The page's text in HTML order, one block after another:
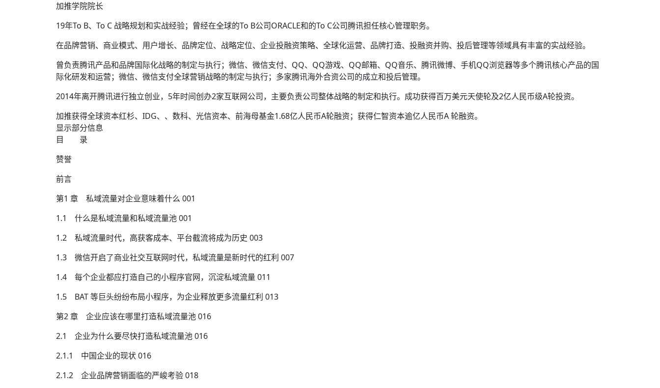
加推学院院长
19年To B、To C 战略规划和实战经验；曾经在全球的To B公司ORACLE和的To C公司腾讯担任核心管理职务。
在品牌营销、商业模式、用户增长、品牌定位、战略定位、企业投融资策略、全球化运营、品牌打造、投融资并购、投后管理等领域具有丰富的实战经验。
曾负责腾讯产品和品牌国际化战略的制定与执行；微信、微信支付、QQ、QQ游戏、QQ邮箱、QQ音乐、腾讯微博、手机QQ浏览器等多个腾讯核心产品的国
际化研发和运营；微信、微信支付全球营销战略的制定与执行；多家腾讯海外合资公司的成立和投后管理。
2014年离开腾讯进行独立创业，5年时间创办2家互联网公司，主要负责公司整体战略的制定和执行。成功获得百万美元天使轮及2亿人民币级A轮投资。
加推获得全球资本红杉、IDG、、数科、光信资本、前海母基金1.68亿人民币A轮融资；获得仁智资本逾亿人民币A 轮融资。
显示部分信息
目 录
赞誉
前言
第1 章 私域流量对企业意味着什么 001
1.1 什么是私域流量和私域流量池 001
1.2 私域流量时代，高获客成本、平台截流将成为历史 003
1.3 微信开启了商业社交互联网时代，私域流量是新时代的红利 007
1.4 每个企业都应打造自己的小程序官网，沉淀私域流量 011
1.5 BAT 等巨头纷纷布局小程序，为企业释放更多流量红利 013
第2 章 企业应该在哪里打造私域流量池 016
2.1 企业为什么要尽快打造私域流量池 016
2.1.1 中国企业的现状 016
2.1.2 企业品牌营销面临的严峻考验 018